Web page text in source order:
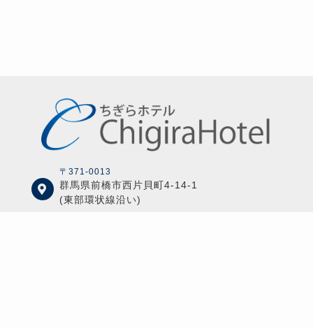
〒371-0013
群馬県前橋市西片貝町4-14-1
(東部環状線沿い)